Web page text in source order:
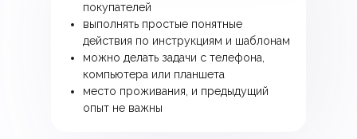
покупателей
выполнять простые понятные
действия по инструкциям и шаблонам
можно делать задачи с телефона,
компьютера или планшета
место проживания, и предыдущий
опыт не важны